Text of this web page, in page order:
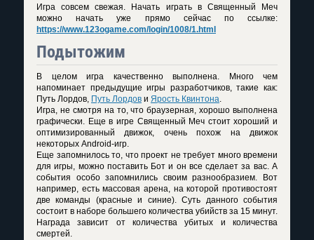
Игра совсем свежая. Начать играть в Священный Меч
можно начать уже прямо сейчас по ссылке:
https://www.123ogame.com/login/1008/1.html
Подытожим
В целом игра качественно выполнена. Много чем
напоминает предыдущие игры разработчиков, такие как:
Путь Лордов, Путь Лордов и Ярость Квинтона.
Игра, не смотря на то, что браузерная, хорошо выполнена
графически. Еще в игре Священный Меч стоит хороший и
оптимизированный движок, очень похож на движок
некоторых Android-игр.
Еще запомнилось то, что проект не требует много времени
для игры, можно поставить Бот и он все сделает за вас. А
события особо запомнились своим разнообразием. Вот
например, есть массовая арена, на которой противостоят
две команды (красные и синие). Суть данного события
состоит в наборе большего количества убийств за 15 минут.
Награда зависит от количества убитых и количества
смертей.